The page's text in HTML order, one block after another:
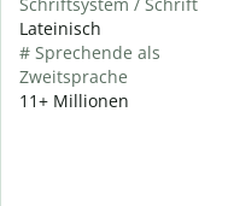
Lateinisch
# Sprechende als
Zweitsprache
11+ Millionen